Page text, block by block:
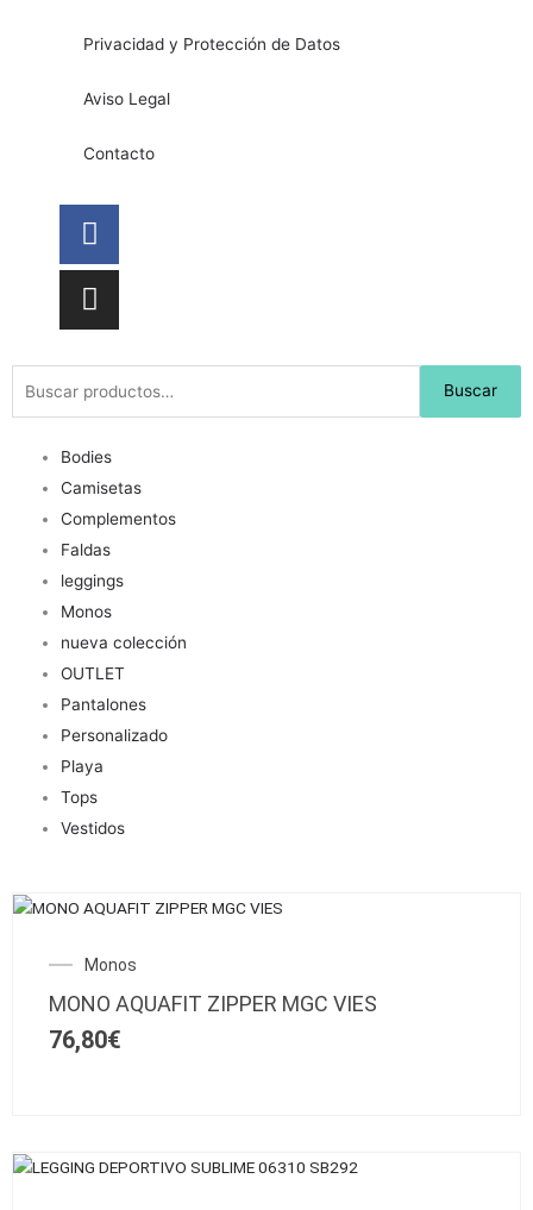
Privacidad y Protección de Datos
Aviso Legal
Contacto
Facebook
Instagram
por:
Buscar
Bodies
Camisetas
Complementos
Faldas
leggings
Monos
nueva colección
OUTLET
Pantalones
Personalizado
Playa
Tops
Vestidos
Este
múltiples
en
Monos
MONO AQUAFIT ZIPPER MGC VIES
76,80€
Este